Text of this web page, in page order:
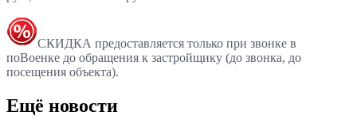
СКИДКА предоставляется только при звонке в
поВоенке до обращения к застройщику (до звонка, до
посещения объекта).
Ещё новости